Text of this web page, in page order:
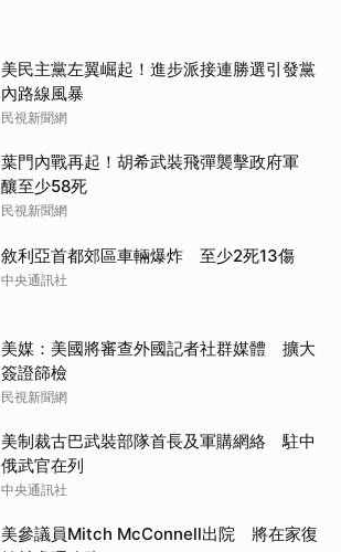
美民主黨左翼崛起！進步派接連勝選引發黨
內路線風暴
民視新聞網
葉門內戰再起！胡希武裝飛彈襲擊政府軍
釀至少58死
民視新聞網
敘利亞首都郊區車輛爆炸 至少2死13傷
中央通訊社
美媒：美國將審查外國記者社群媒體 擴大
簽證篩檢
民視新聞網
美制裁古巴武裝部隊首長及軍購網絡 駐中
俄武官在列
中央通訊社
美參議員Mitch McConnell出院 將在家復